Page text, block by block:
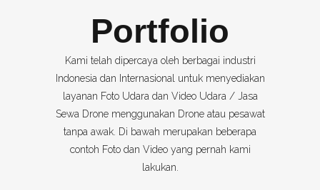
Portfolio
Kami telah dipercaya oleh berbagai industri
Indonesia dan Internasional untuk menyediakan
layanan Foto Udara dan Video Udara / Jasa
Sewa Drone menggunakan Drone atau pesawat
tanpa awak. Di bawah merupakan beberapa
contoh Foto dan Video yang pernah kami
lakukan.